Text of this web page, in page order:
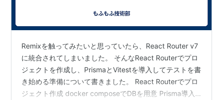
Remixを触ってみたいと思っていたら、React Router v7
に統合されてしまいました。 そんなReact Routerでプロ
ジェクトを作成し、PrismaとVitestを導入してテストを書
き始める準備について書きました。 React Routerでプロ
ジェクト作成 docker composeでDBを用意 Prisma導入